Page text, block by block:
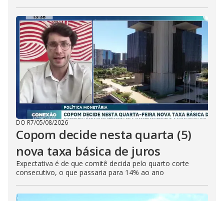
DO R7/05/08/2026
Copom decide nesta quarta (5)
nova taxa básica de juros
Expectativa é de que comitê decida pelo quarto corte
consecutivo, o que passaria para 14% ao ano